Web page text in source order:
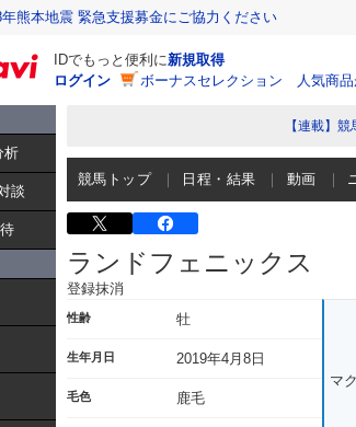
年熊本地震 緊急支援募金にご協力ください
IDでもっと便利に新規取得
ログイン
ボーナスセレクション 人気商品
析
談
【連載】
競馬トップ 日程・結果 動画
ランドフェニックス
登録抹消
性齢 牡
生年月日 2019年4月8日
毛色 鹿毛
マ